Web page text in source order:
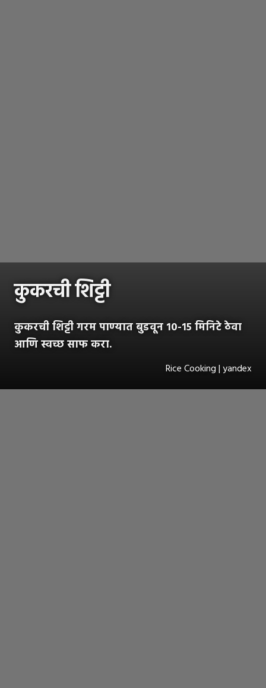
कुकरची शिट्टी
कुकरची शिट्टी गरम पाण्यात बुडवून १०-१५ मिनिटे ठेवा
आणि स्वच्छ साफ करा.
Rice Cooking | yandex